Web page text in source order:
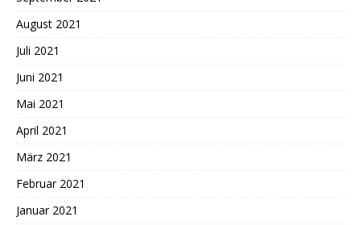
August 2021
Juli 2021
Juni 2021
Mai 2021
April 2021
März 2021
Februar 2021
Januar 2021